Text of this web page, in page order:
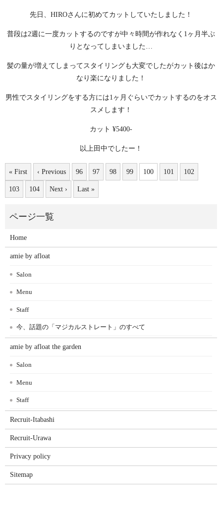
先日、HIROさんに初めてカットしていたしました！
普段は2週に一度カットするのですが中々時間が作れなく1ヶ月半ぶ
りとなってしまいました…
髪の量が増えてしまってスタイリングも大変でしたがカット後はか
なり楽になりました！
男性でスタイリングをする方には1ヶ月ぐらいでカットするのをオス
スメします！
カット ¥5400-
以上田中でしたー！
« First ‹ Previous 96 97 98 99 100 101 102
103 104 Next › Last »
Home
amie by afloat
Salon
Menu
Staff
今、話題の「マジカルストレート」のすべて
amie by afloat the garden
Salon
Menu
Staff
Recruit-Itabashi
Recruit-Urawa
Privacy policy
Sitemap